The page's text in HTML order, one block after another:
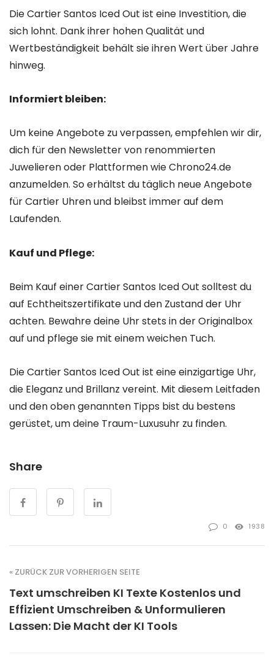
Die Cartier Santos Iced Out ist eine Investition, die
sich lohnt. Dank ihrer hohen Qualität und
Wertbeständigkeit behält sie ihren Wert über Jahre
hinweg.
Informiert bleiben:
Um keine Angebote zu verpassen, empfehlen wir dir,
dich für den Newsletter von renommierten
Juwelieren oder Plattformen wie Chrono24.de
anzumelden. So erhältst du täglich neue Angebote
für Cartier Uhren und bleibst immer auf dem
Laufenden.
Kauf und Pflege:
Beim Kauf einer Cartier Santos Iced Out solltest du
auf Echtheitszertifikate und den Zustand der Uhr
achten. Bewahre deine Uhr stets in der Originalbox
auf und pflege sie mit einem weichen Tuch.
Die Cartier Santos Iced Out ist eine einzigartige Uhr,
die Eleganz und Brillanz vereint. Mit diesem Leitfaden
und den oben genannten Tipps bist du bestens
gerüstet, um deine Traum-Luxusuhr zu finden.
Share
0 1938
« ZURÜCK ZUR VORHERIGEN SEITE
Text umschreiben KI Texte Kostenlos und
Effizient Umschreiben & Unformulieren
Lassen: Die Macht der KI Tools